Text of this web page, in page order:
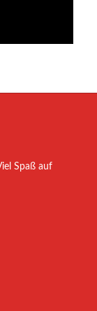
Spaß auf